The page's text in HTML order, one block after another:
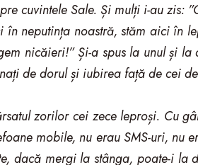
cuvintele Sale. Și mulți i-au
neputința noastră, stăm aici în
nicăieri!” Și-a spus la unul și
de dorul și iubirea față de cei
zorilor cei zece leproși. Cu
mobile, nu erau SMS-uri, nu
dacă mergi la stânga, poate-i la